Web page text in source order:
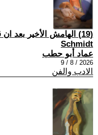
Schmidt
عماد أبو حطب
2026 / 8 / 9
الادب والفن